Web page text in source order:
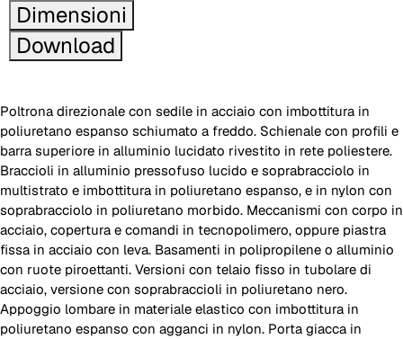
Dimensioni
Download
Poltrona direzionale con sedile in acciaio con imbottitura in
poliuretano espanso schiumato a freddo. Schienale con profili e
barra superiore in alluminio lucidato rivestito in rete poliestere.
Braccioli in alluminio pressofuso lucido e soprabracciolo in
multistrato e imbottitura in poliuretano espanso, e in nylon con
soprabracciolo in poliuretano morbido. Meccanismi con corpo in
acciaio, copertura e comandi in tecnopolimero, oppure piastra
fissa in acciaio con leva. Basamenti in polipropilene o alluminio
con ruote piroettanti. Versioni con telaio fisso in tubolare di
acciaio, versione con soprabraccioli in poliuretano nero.
Appoggio lombare in materiale elastico con imbottitura in
poliuretano espanso con agganci in nylon. Porta giacca in